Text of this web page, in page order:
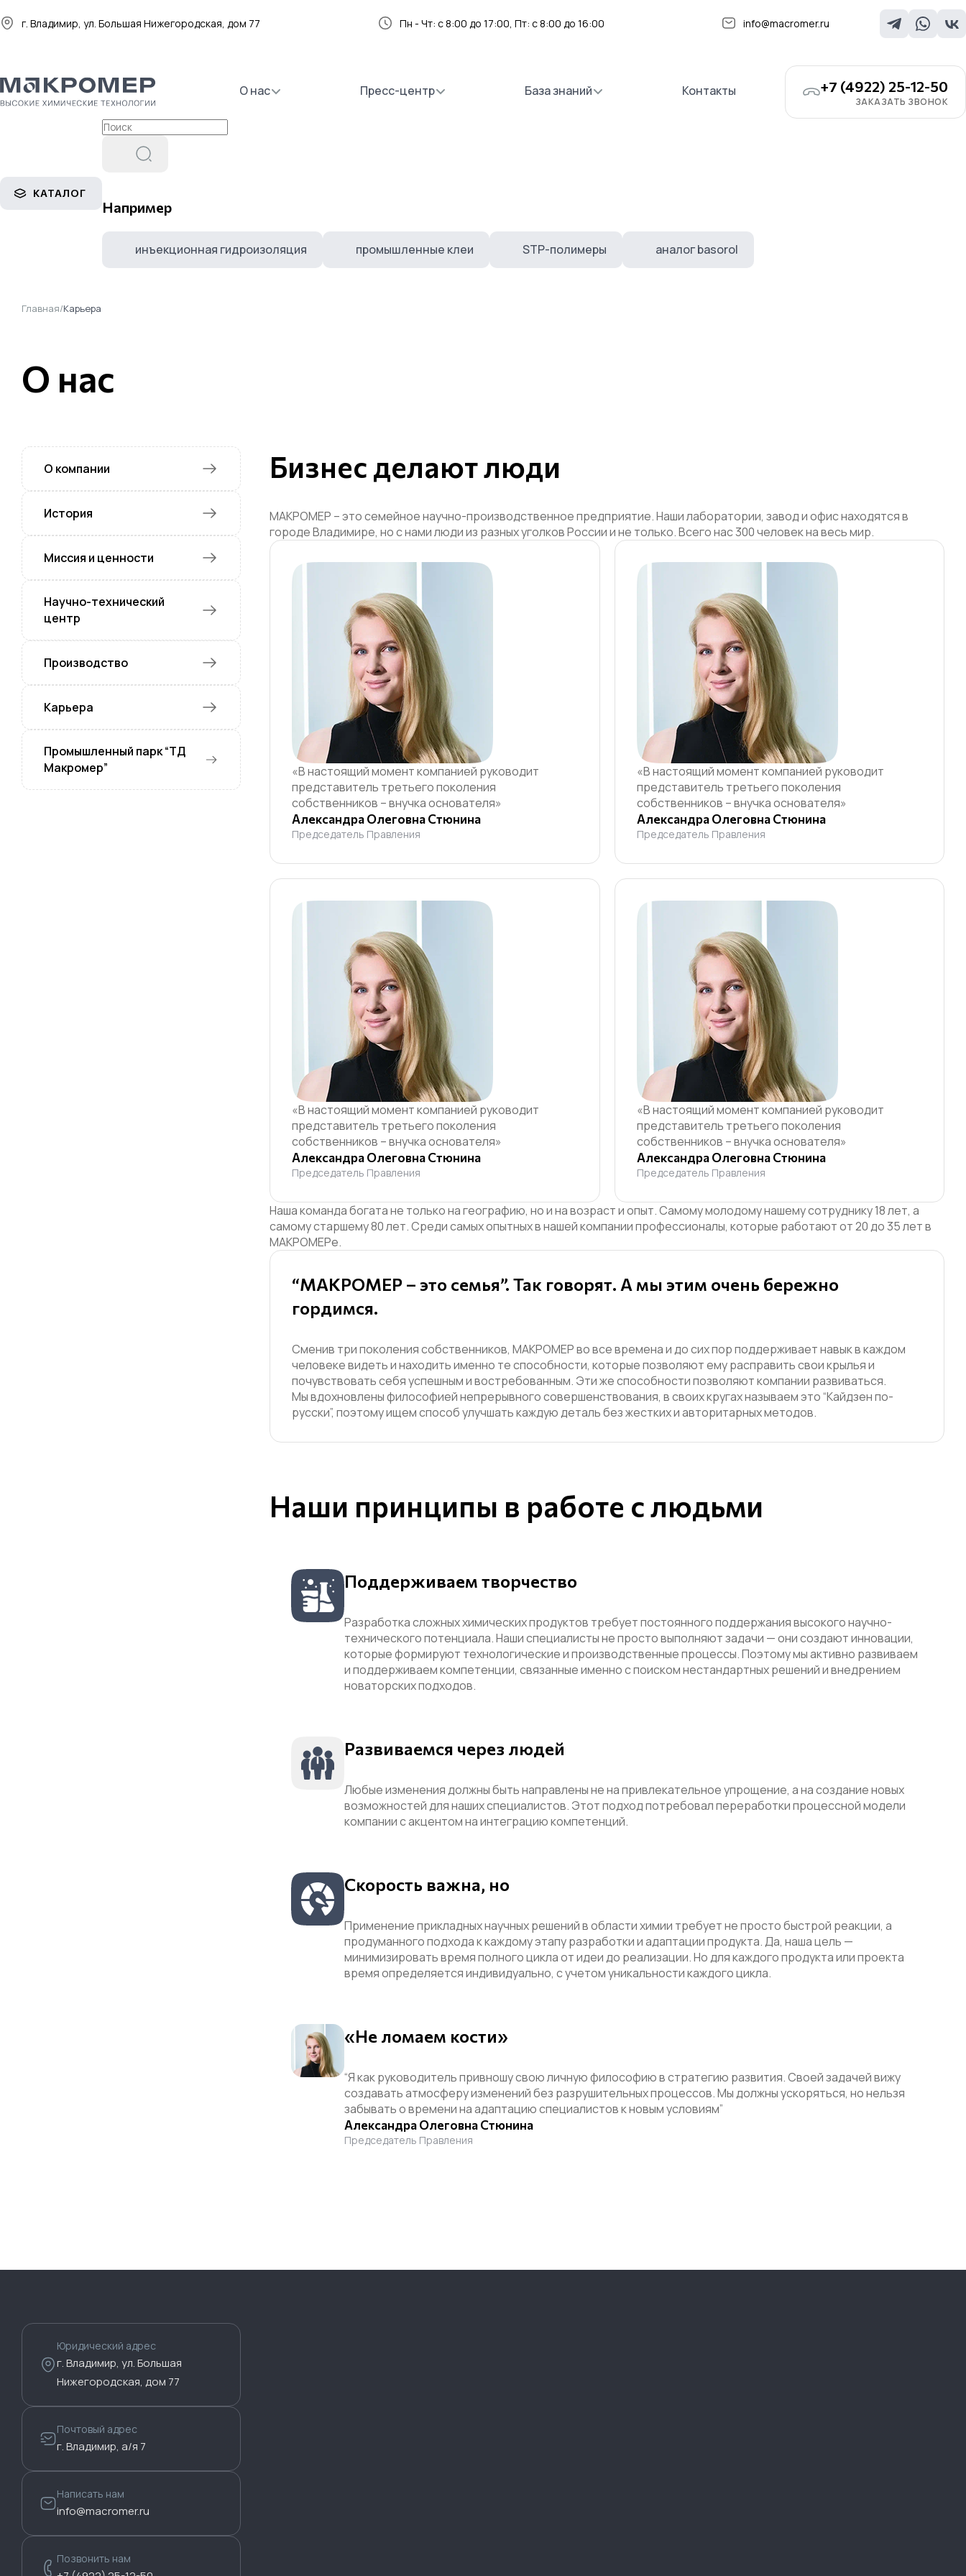
г. Владимир, ул. Большая Нижегородская, дом 77 Пн - Чт: с 8:00 до 17:00, Пт: с 8:00 до 16:00 info@macromer.ru
О нас Пресс-центр База знаний Контакты +7 (4922) 25-12-50
ЗАКАЗАТЬ ЗВОНОК
КАТАЛОГ
Например
инъекционная гидроизоляция промышленные клеи STP-полимеры аналог basorol
Главная/Карьера
О нас
О компании
История
Миссия и ценности
Научно-технический
центр
Производство
Карьера
Промышленный парк “ТД
Макромер”
Бизнес делают люди
МАКРОМЕР – это семейное научно-производственное предприятие. Наши лаборатории, завод и офис находятся в
городе Владимире, но с нами люди из разных уголков России и не только.Всего нас 300 человек на весь мир.
«В настоящий момент компанией руководит
представитель третьего поколения
собственников – внучка основателя»
Александра Олеговна Стюнина
Председатель Правления
«В настоящий момент компанией руководит
представитель третьего поколения
собственников – внучка основателя»
Александра Олеговна Стюнина
Председатель Правления
«В настоящий момент компанией руководит
представитель третьего поколения
собственников – внучка основателя»
Александра Олеговна Стюнина
Председатель Правления
«В настоящий момент компанией руководит
представитель третьего поколения
собственников – внучка основателя»
Александра Олеговна Стюнина
Председатель Правления
Наша команда богата не только на географию, но и на возраст и опыт. Самому молодому нашему сотруднику18 лет, а
самому старшему 80 лет.Среди самых опытных в нашей компании профессионалы, которые работают от 20 до 35 лет в
МАКРОМЕРе.
“МАКРОМЕР – это семья”. Так говорят. А мы этим очень бережно
гордимся.
Сменив три поколения собственников, МАКРОМЕР во все времена и до сих пор поддерживает навыкв каждом
человеке видеть и находить именно те способности, которые позволяют ему расправить свои крылья и
почувствовать себя успешным и востребованным. Эти же способности позволяют компании развиваться.
Мы вдохновлены философией непрерывного совершенствования, в своих кругах называем это “Кайдзен по-
русски”, поэтому ищем способ улучшать каждую деталь без жестких и авторитарных методов.
Наши принципы в работе с людьми
Поддерживаем творчество
Разработка сложных химических продуктов требует постоянного поддержания высокого научно-
технического потенциала. Наши специалисты не просто выполняют задачи — они создают инновации,
которые формируют технологические и производственные процессы. Поэтому мы активно развиваем
и поддерживаем компетенции, связанные именно с поиском нестандартных решений и внедрением
новаторских подходов.
Развиваемся через людей
Любые изменения должны быть направлены не на привлекательное упрощение, а на создание новых
возможностей для наших специалистов. Этот подход потребовал переработки процессной модели
компании с акцентом на интеграцию компетенций.
Скорость важна, но
Применение прикладных научных решений в области химии требует не просто быстрой реакции, а
продуманного подхода к каждому этапу разработки и адаптации продукта. Да, наша цель —
минимизировать время полного цикла от идеи до реализации. Но для каждого продукта или проекта
время определяется индивидуально, с учетом уникальности каждого цикла.
«Не ломаем кости»
“Я как руководитель привношу свою личную философию в стратегию развития. Своей задачей вижу
создавать атмосферу изменений без разрушительных процессов. Мы должны ускоряться, но нельзя
забывать о времени на адаптацию специалистов к новым условиям”
Александра Олеговна Стюнина
Председатель Правления
Юридический адрес
г. Владимир, ул. Большая
Нижегородская, дом 77
Почтовый адрес
г. Владимир, а/я 7
Написать нам
info@macromer.ru
Позвонить нам